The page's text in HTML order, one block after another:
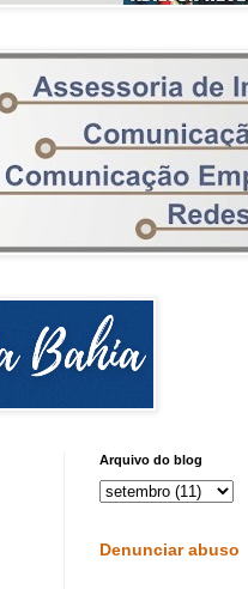
Arquivo do blog
Denunciar abuso